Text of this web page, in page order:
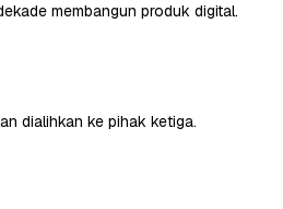
membangun produk digital.
dialihkan ke pihak ketiga.